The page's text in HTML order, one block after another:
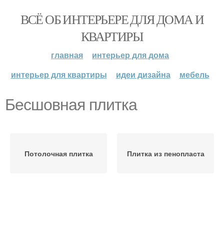
ВСЁ ОБ ИНТЕРЬЕРЕ ДЛЯ ДОМА И
КВАРТИРЫ
главная
интерьер для дома
интерьер для квартиры
идеи дизайна мебель
Бесшовная плитка
Потолочная плитка Плитка из пенопласта